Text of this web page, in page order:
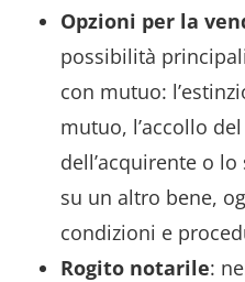
Opzioni per la
possibilità
con mutuo:
mutuo, l’accollo
dell’acquirente o
su un altro bene,
condizioni e
Rogito notarile: